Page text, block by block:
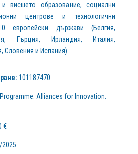
образование, социални
центрове и технологични
европейски държави (Белгия,
Гърция, Ирландия, Италия,
и Испания).
101187470
Alliances for Innovation.
€